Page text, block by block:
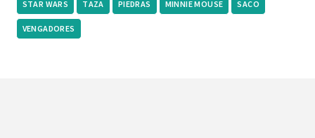
STAR WARS TAZA PIEDRAS MINNIE MOUSE SACO
VENGADORES